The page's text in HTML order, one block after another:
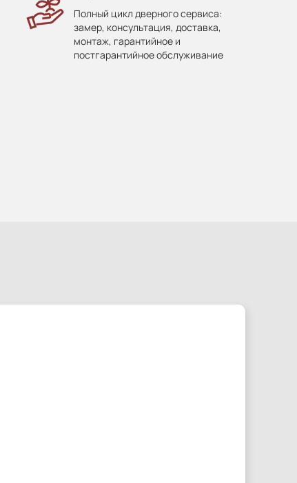
Полный цикл дверного сервиса:
замер, консультация, доставка,
монтаж, гарантийное и
постгарантийное обслуживание